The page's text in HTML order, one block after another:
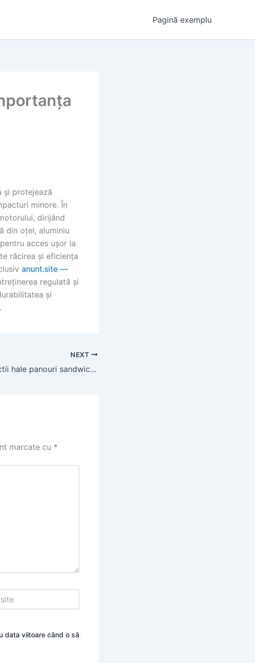
Pagină exemplu
și protejează
minore. În
dirijând
din oțel, aluminiu
acces ușor la
răcirea și eficiența
anunt.site —
regulată și
și
NEXT
Constructii hale panouri sandwich | Soluții rapide și eficiente
marcate cu *
data viitoare când o să